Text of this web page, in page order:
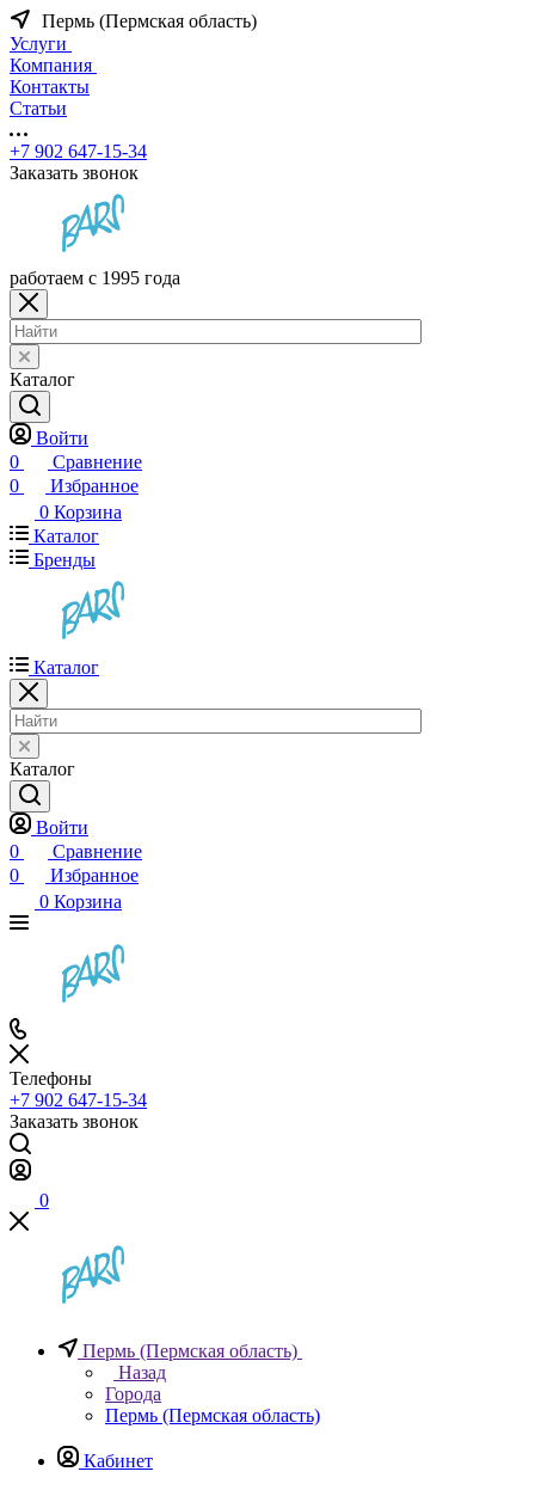
Пермь (Пермская область)
Услуги
Компания
Контакты
Статьи
+7 902 647-15-34
Заказать звонок
работаем с 1995 года
Каталог
Войти
0
Сравнение
0
Избранное
0 Корзина
Каталог
Бренды
Каталог
Каталог
Войти
0
Сравнение
0
Избранное
0 Корзина
Телефоны
+7 902 647-15-34
Заказать звонок
0
Пермь (Пермская область)
Назад
Города
Пермь (Пермская область)
Кабинет